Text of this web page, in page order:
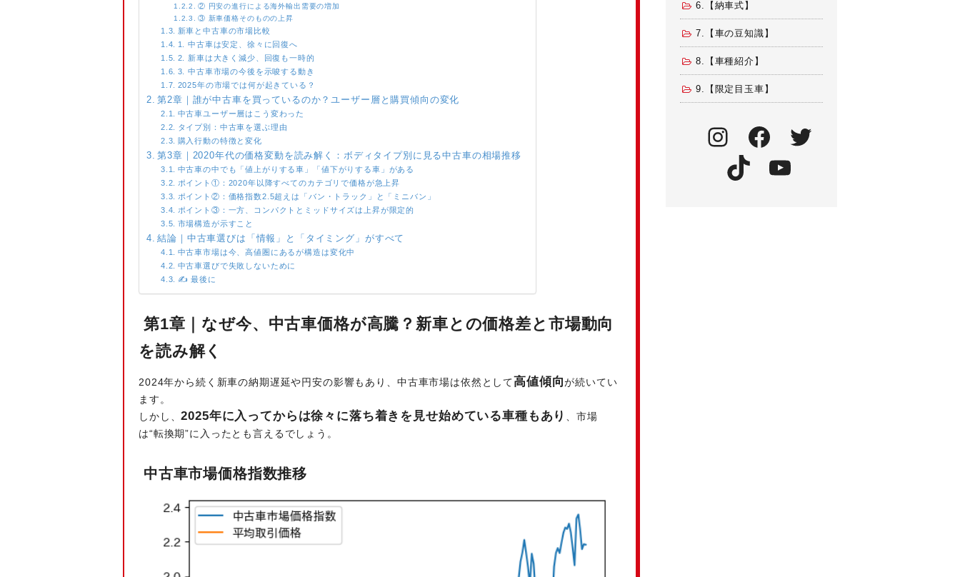
② 円安の進行による海外輸出需要の増加
③ 新車価格そのものの上昇
新車と中古車の市場比較
1. 中古車は安定、徐々に回復へ
2. 新車は大きく減少、回復も一時的
3. 中古車市場の今後を示唆する動き
2025年の市場では何が起きている？
第2章｜誰が中古車を買っているのか？ユーザー層と購買傾向の変化
中古車ユーザー層はこう変わった
タイプ別：中古車を選ぶ理由
購入行動の特徴と変化
第3章｜2020年代の価格変動を読み解く：ボディタイプ別に見る中古車の相場推移
中古車の中でも「値上がりする車」「値下がりする車」がある
ポイント①：2020年以降すべてのカテゴリで価格が急上昇
ポイント②：価格指数2.5超えは「バン・トラック」と「ミニバン」
ポイント③：一方、コンパクトとミッドサイズは上昇が限定的
市場構造が示すこと
結論｜中古車選びは「情報」と「タイミング」がすべて
中古車市場は今、高値圏にあるが構造は変化中
中古車選びで失敗しないために
✍️ 最後に
第1章｜なぜ今、中古車価格が高騰？新車との価格差と市場動向
を読み解く
2024年から続く新車の納期遅延や円安の影響もあり、中古車市場は依然として高値傾向が続いてい
ます。
しかし、2025年に入ってからは徐々に落ち着きを見せ始めている車種もあり
、市場
は“転換期”に入ったとも言えるでしょう。
中古車市場価格指数推移
6.【納車式】
7.【車の豆知識】
8.【車種紹介】
9.【限定目玉車】
Instagram
Facebook
TikTokYouTube